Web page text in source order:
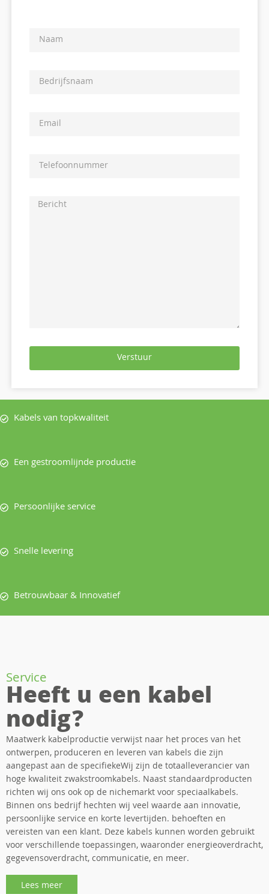
Verstuur
Kabels van topkwaliteit
Een gestroomlijnde productie
Persoonlijke service
Snelle levering
Betrouwbaar & Innovatief
Service
Heeft u een kabel
nodig?
Maatwerk kabelproductie verwijst naar het proces van het
ontwerpen, produceren en leveren van kabels die zijn
aangepast aan de specifiekeWij zijn de totaalleverancier van
hoge kwaliteit zwakstroomkabels. Naast standaardproducten
richten wij ons ook op de nichemarkt voor speciaalkabels.
Binnen ons bedrijf hechten wij veel waarde aan innovatie,
persoonlijke service en korte levertijden. behoeften en
vereisten van een klant. Deze kabels kunnen worden gebruikt
voor verschillende toepassingen, waaronder energieoverdracht,
gegevensoverdracht, communicatie, en meer.
Lees meer